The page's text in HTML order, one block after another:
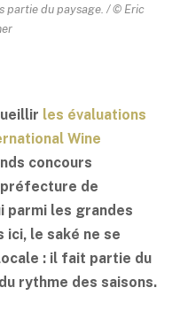
partie du paysage. /© Eric
les évaluations
Wine
concours
de
parmi les grandes
ici, le saké ne se
: il fait partie du
rythme des saisons.